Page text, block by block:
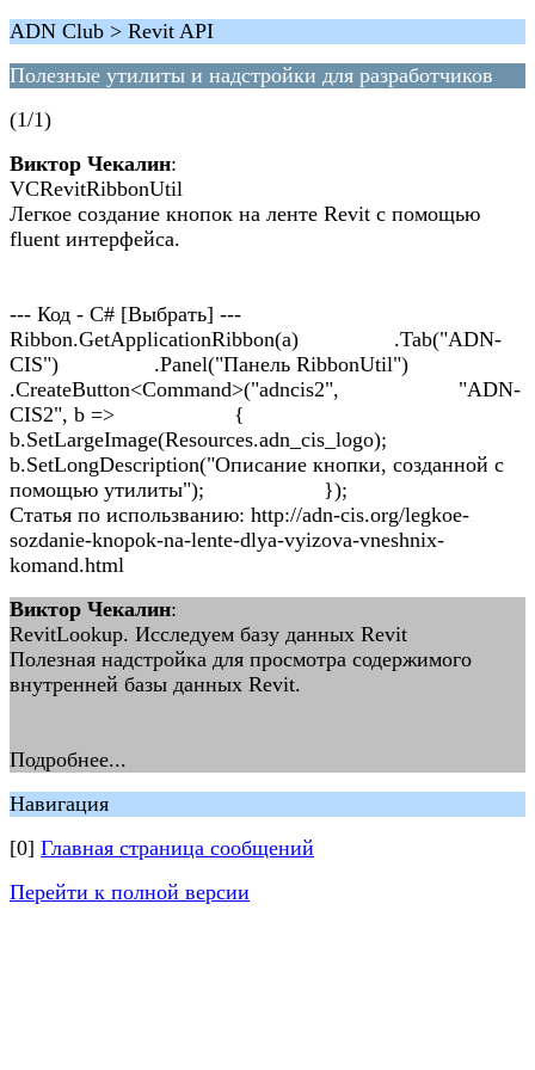
ADN Club > Revit API
Полезные утилиты и надстройки для разработчиков
(1/1)
Виктор Чекалин:
VCRevitRibbonUtil
Легкое создание кнопок на ленте Revit с помощью
fluent интерфейса.
--- Код - C# [Выбрать] ---
Ribbon.GetApplicationRibbon(a) .Tab("ADN-
CIS") .Panel("Панель RibbonUtil")
.CreateButton<Command>("adncis2", "ADN-
CIS2", b => {
b.SetLargeImage(Resources.adn_cis_logo);
b.SetLongDescription("Описание кнопки, созданной с
помощью утилиты"); });
Статья по использванию: http://adn-cis.org/legkoe-
sozdanie-knopok-na-lente-dlya-vyizova-vneshnix-
komand.html
Виктор Чекалин:
RevitLookup. Исследуем базу данных Revit
Полезная надстройка для просмотра содержимого
внутренней базы данных Revit.
Подробнее...
Навигация
[0] Главная страница сообщений
Перейти к полной версии